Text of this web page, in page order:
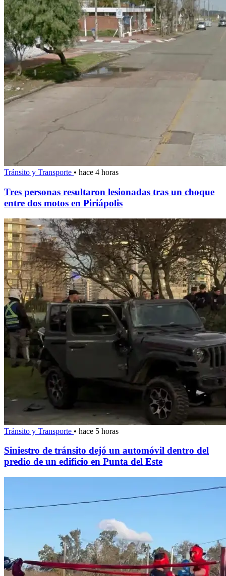
Tránsito y Transporte • hace 4 horas
Tres personas resultaron lesionadas tras un choque
entre dos motos en Piriápolis
Tránsito y Transporte • hace 5 horas
Siniestro de tránsito dejó un automóvil dentro del
predio de un edificio en Punta del Este